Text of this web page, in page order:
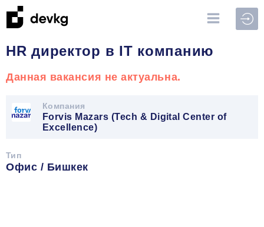
HR директор в IT компанию
Данная вакансия не актуальна.
Компания
Forvis Mazars (Tech & Digital Center of
Excellence)
Тип
Офис / Бишкек